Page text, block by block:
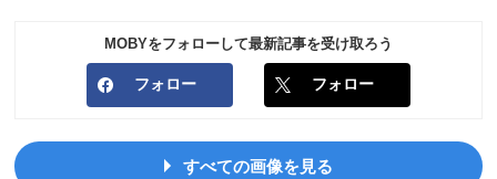
MOBYをフォローして最新記事を受け取ろう
フォロー フォロー
すべての画像を見る